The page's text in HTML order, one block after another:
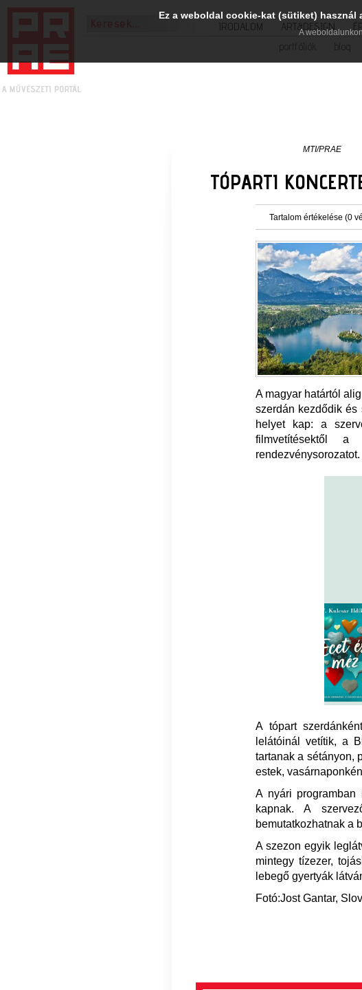
IRODALOM ART&DESIGN
portfóliók
MTI/PRAE
TÓPARTI
Tartalom értékelése (0
A magyar határtól
szerdán kezdődik és
helyet kap: a
filmvetítésektől a
rendezvénysorozatot.
A tópart
lelátóinál vetítik, a
tartanak a sétányon,
estek,
A nyári programban
kapnak. A
bemutatkozhatnak a
A szezon egyik
mintegy tízezer,
lebegő gyertyák
Fotó:Jost Gantar,
Ez a weboldal cookie-kat (sütiket)
A